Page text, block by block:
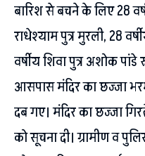
बारिश से बचने के लिए 28
राधेश्याम पुत्र मुरली, 28
वर्षीय शिवा पुत्र अशोक
आसपास मंदिर का छज्जा
दब गए। मंदिर का छज्जा
को सूचना दी। ग्रामीण व